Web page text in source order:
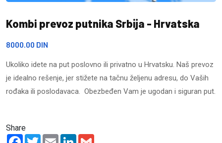
Kombi prevoz putnika Srbija - Hrvatska
8000.00 DIN
Ukoliko idete na put poslovno ili privatno u Hrvatsku. Naš prevoz
je idealno rešenje, jer stižete na tačnu željenu adresu, do Vaših
rođaka ili poslodavaca. Obezbeđen Vam je ugodan i siguran put.
Share
Facebook
TwitterEmail LinkedIn